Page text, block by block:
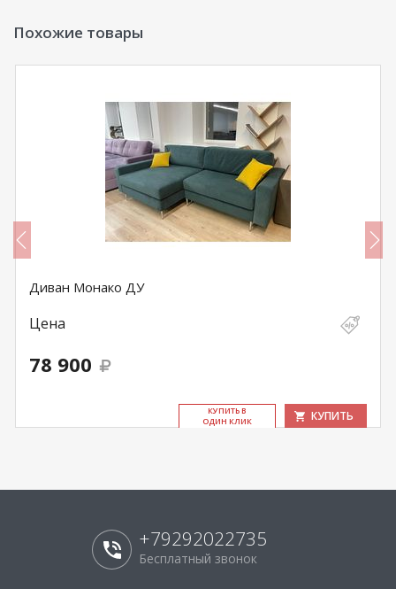
Похожие товары
Диван Монако ДУ
Цена
78 900
КУ­ПИТЬ В
ОДИН КЛИК
КУПИТЬ
+79292022735
Бесплатный звонок